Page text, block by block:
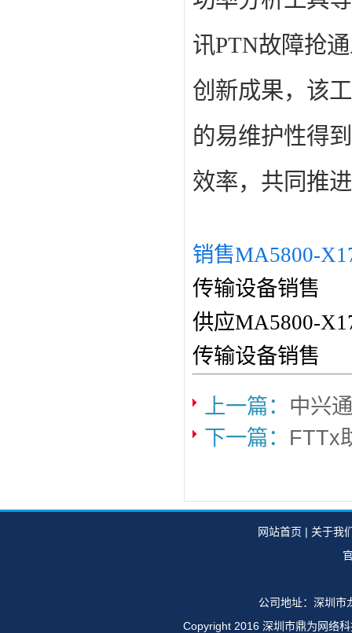
讯PTN故障抢
创新成果，该
的易维护性得
效率，共同推
销售MA5800-
传输设备销售
供应MA5800-
传输设备销售
上一篇： 中兴
下一篇： FTTx
网站首页 | 关于我
公司地址：深圳市
Copyright 2016 深圳市鼎为网络